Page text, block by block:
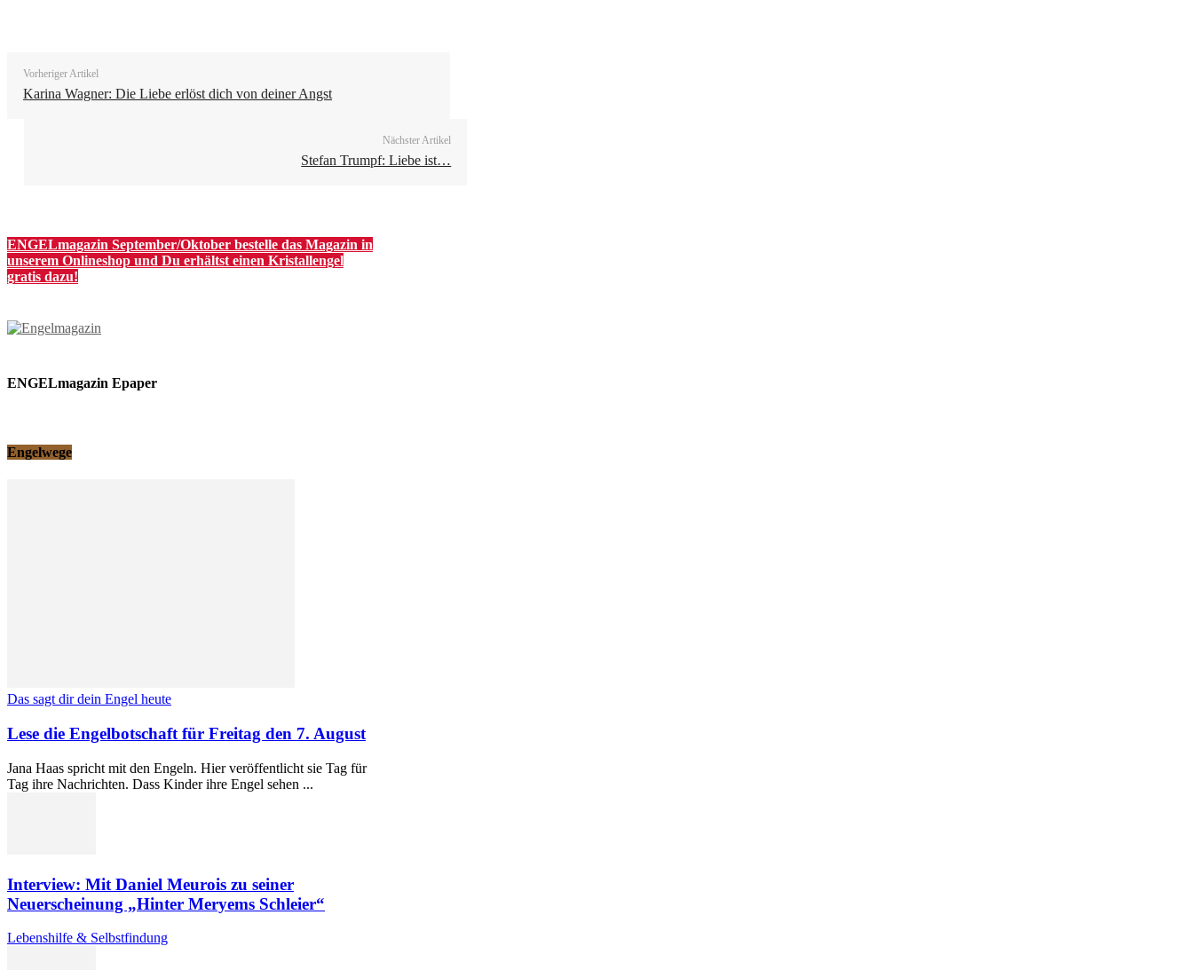
Vorheriger Artikel
Karina Wagner: Die Liebe erlöst dich von deiner Angst
Nächster Artikel
Stefan Trumpf: Liebe ist…
ENGELmagazin September/Oktober bestelle das Magazin in
unserem Onlineshop und Du erhältst einen Kristallengel
gratis dazu!
ENGELmagazin Epaper
Engelwege
Das sagt dir dein Engel heute
Lese die Engelbotschaft für Freitag den 7. August
Jana Haas spricht mit den Engeln. Hier veröffentlicht sie Tag für
Tag ihre Nachrichten. Dass Kinder ihre Engel sehen ...
Interview: Mit Daniel Meurois zu seiner
Neuerscheinung „Hinter Meryems Schleier“
Lebenshilfe & Selbstfindung